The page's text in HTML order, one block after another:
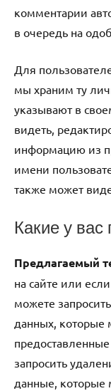
комментарии
в очередь на
Для
мы храним ту
указывают в
видеть,
информацию из
имени
также может
Какие у
Предлагаемый
на сайте или
можете
данных, которые
запросить
данные, которые